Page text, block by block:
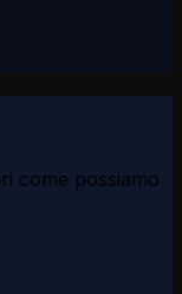
come possiamo